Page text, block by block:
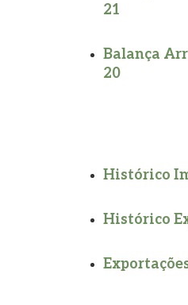
21
Balança
20
Histórico
Histórico